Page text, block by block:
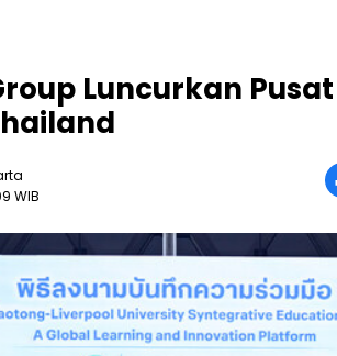
Luncurkan
WIB